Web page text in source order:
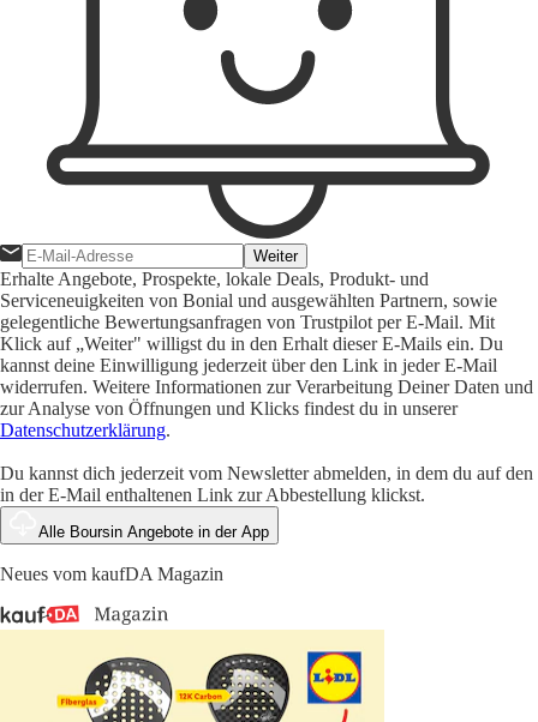
Weiter
Erhalte Angebote, Prospekte, lokale Deals, Produkt- und
Serviceneuigkeiten von Bonial und ausgewählten Partnern, sowie
gelegentliche Bewertungsanfragen von Trustpilot per E-Mail. Mit
Klick auf „Weiter" willigst du in den Erhalt dieser E-Mails ein. Du
kannst deine Einwilligung jederzeit über den Link in jeder E-Mail
widerrufen. Weitere Informationen zur Verarbeitung Deiner Daten und
zur Analyse von Öffnungen und Klicks findest du in unserer
Datenschutzerklärung.
Du kannst dich jederzeit vom Newsletter abmelden, in dem du auf den
in der E-Mail enthaltenen Link zur Abbestellung klickst.
Alle Boursin Angebote in der App
Neues vom kaufDA Magazin